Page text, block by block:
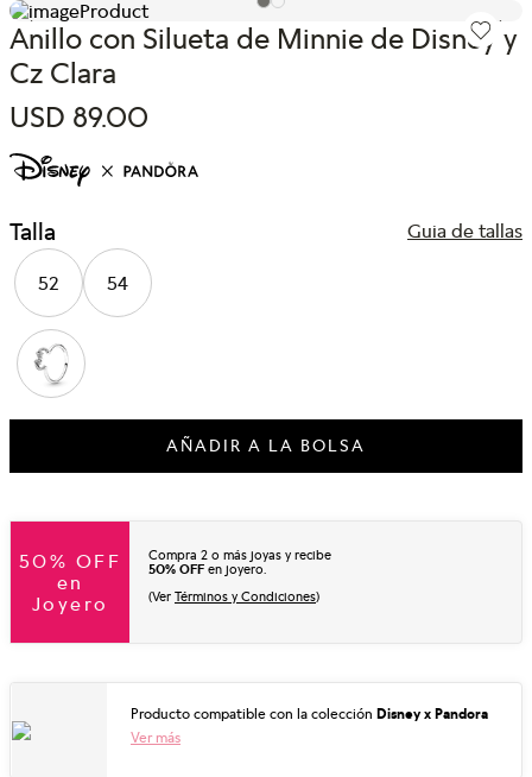
Anillo con Silueta de Minnie de Disney y
Cz Clara
USD 89.00
Talla Guia de tallas
52 54
AÑADIR A LA BOLSA
50% OFF
en
Joyero
Compra 2 o más joyas y recibe
50% OFF en joyero.
(Ver Términos y Condiciones)
Producto compatible con la colección Disney x Pandora
Ver más